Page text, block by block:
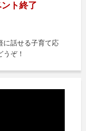
ト終了
に話せる子育て応
ぞ！